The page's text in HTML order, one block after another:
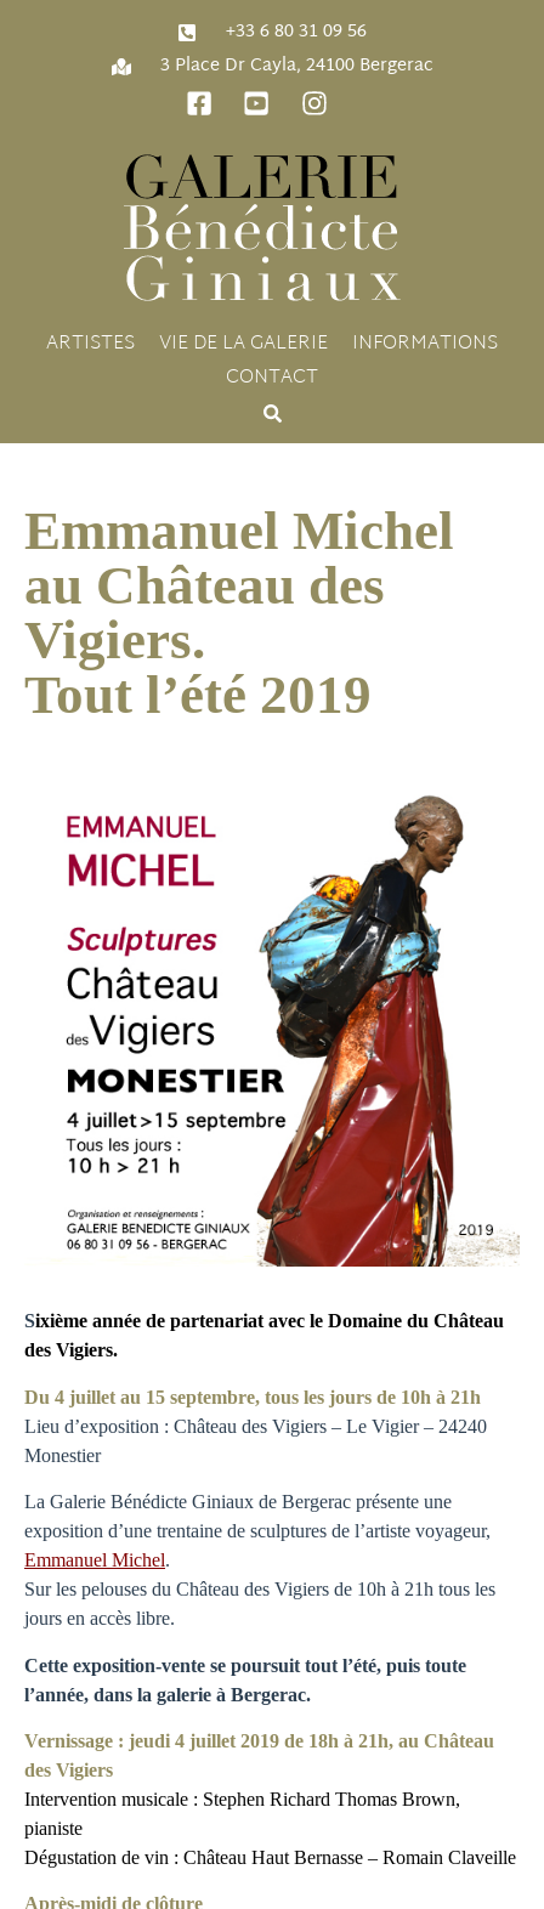
‭+33 6 80 31 09 56‬
3 Place Dr Cayla, 24100 Bergerac
ARTISTES VIE DE LA GALERIE
INFORMATIONS
CONTACT
Emmanuel Michel
au Château des
Vigiers.
Tout l’été 2019
Sixième année de partenariat avec le Domaine du Château
des Vigiers.
Du 4 juillet au 15 septembre, tous les jours de 10h à 21h
Lieu d’exposition : Château des Vigiers – Le Vigier – 24240
Monestier
La Galerie Bénédicte Giniaux de Bergerac présente une
exposition d’une trentaine de sculptures de l’artiste voyageur,
Emmanuel Michel.
Sur les pelouses du Château des Vigiers de 10h à 21h tous les
jours en accès libre.
Cette exposition-vente se poursuit tout l’été, puis toute
l’année, dans la galerie à Bergerac.
Vernissage : jeudi 4 juillet 2019 de 18h à 21h, au Château
des Vigiers
Intervention musicale : Stephen Richard Thomas Brown,
pianiste
Dégustation de vin : Château Haut Bernasse – Romain Claveille
Après-midi de clôture